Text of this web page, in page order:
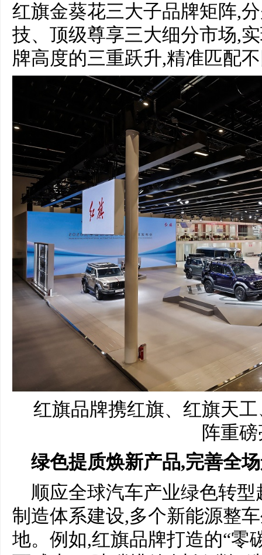
红旗金葵花三大子品牌矩阵,
技、顶级尊享三大细分市场,
牌高度的三重跃升,精准匹配
红旗品牌携红旗、红旗天
阵重
绿色提质焕新产品,完善全
顺应全球汽车产业绿色转
制造体系建设,多个新能源整
地。例如,红旗品牌打造的“零